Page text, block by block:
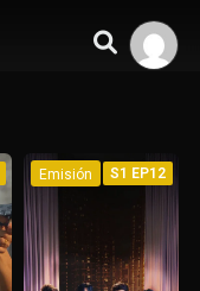
Emisión S1 EP12